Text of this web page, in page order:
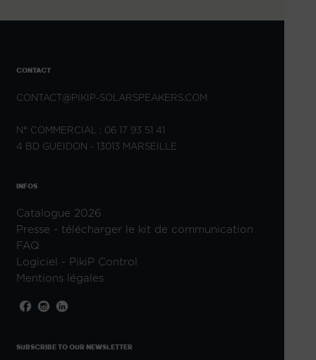
CONTACT
CONTACT@PIKIP-SOLARSPEAKERS.COM
N° COMMERCIAL : 06 17 93 51 41
4 BD GUEIDON - 13013 MARSEILLE
INFOS
Catalogue 2026
Presse - télécharger le kit de communication
FAQ
Logiciel - PikiP Control
Mentions légales
SUBSCRIBE TO OUR NEWSLETTER